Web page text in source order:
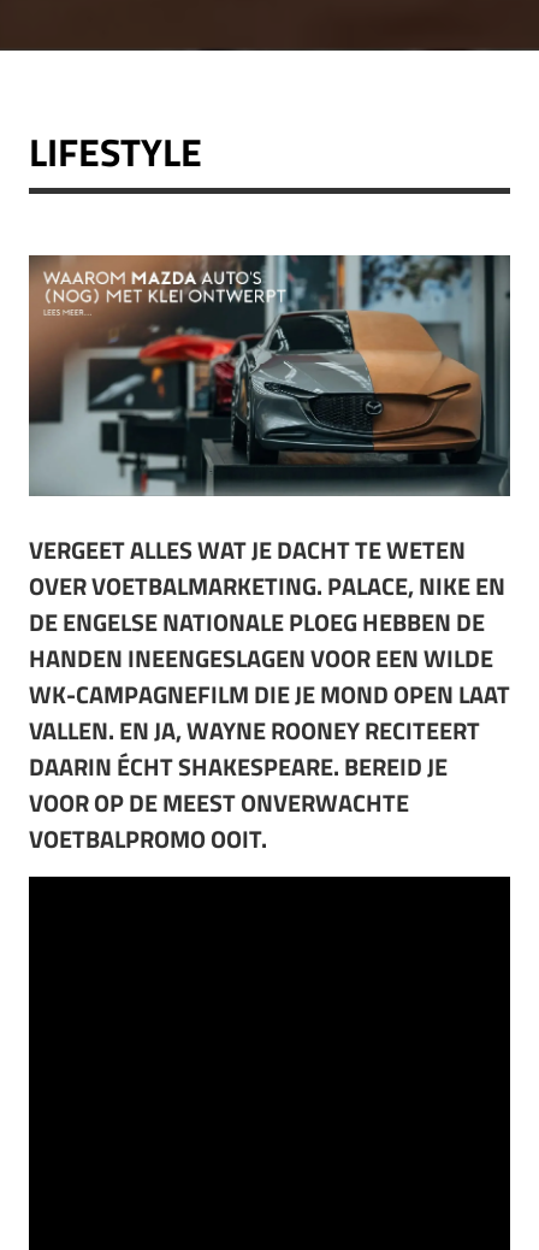
LIFESTYLE
VERGEET ALLES WAT JE DACHT TE WETEN
OVER VOETBALMARKETING. PALACE, NIKE EN
DE ENGELSE NATIONALE PLOEG HEBBEN DE
HANDEN INEENGESLAGEN VOOR EEN WILDE
WK-CAMPAGNEFILM DIE JE MOND OPEN LAAT
VALLEN. EN JA, WAYNE ROONEY RECITEERT
DAARIN ÉCHT SHAKESPEARE. BEREID JE
VOOR OP DE MEEST ONVERWACHTE
VOETBALPROMO OOIT.